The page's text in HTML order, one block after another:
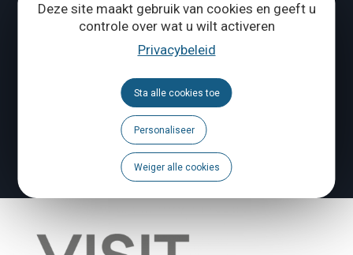
Deze site maakt gebruik van cookies en geeft u
controle over wat u wilt activeren
Privacybeleid
Sta alle cookies toe
Personaliseer
Weiger alle cookies
Volg ons
Een probleem te melden?